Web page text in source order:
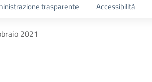
trasparente Accessibilità
2021